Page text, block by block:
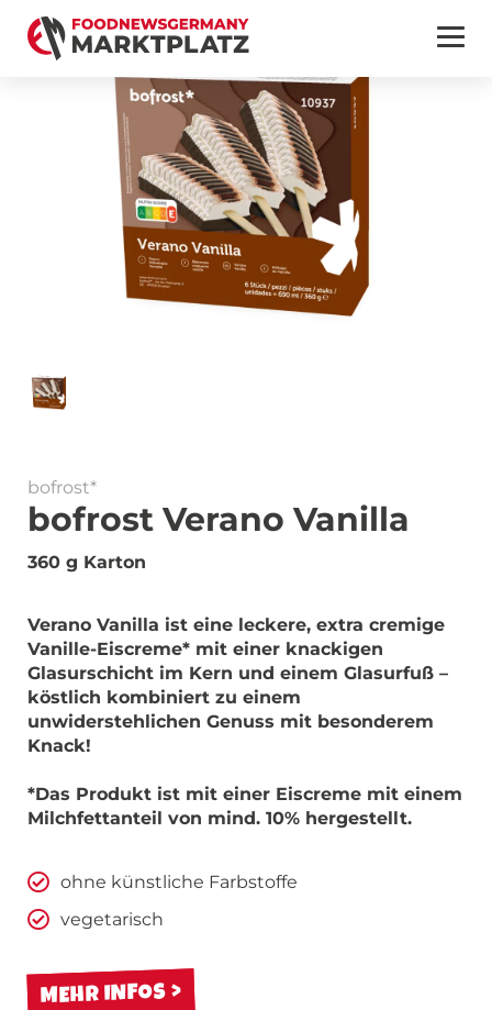
bofrost*
bofrost Verano Vanilla
360 g Karton
Verano Vanilla ist eine leckere, extra cremige
Vanille-Eiscreme* mit einer knackigen
Glasurschicht im Kern und einem Glasurfuß –
köstlich kombiniert zu einem
unwiderstehlichen Genuss mit besonderem
Knack!
*Das Produkt ist mit einer Eiscreme mit einem
Milchfettanteil von mind. 10% hergestellt.
ohne künstliche Farbstoffe
vegetarisch
MEHR INFOS